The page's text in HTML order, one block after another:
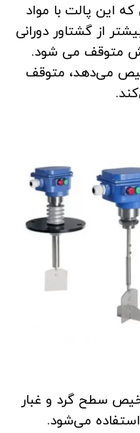
این پالت با مواد
از گشتاور دورانی
متوقف می شود.
می‌دهد، متوقف
سطح گرد و غبار
استفاده می‌شود.